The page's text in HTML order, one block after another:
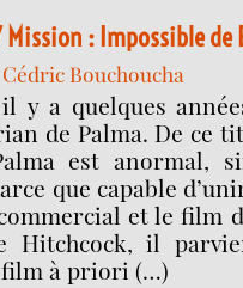
: Impossible de
Cédric Bouchoucha
y a quelques
de Palma. De ce
est anormal,
que capable
et le film
Hitchcock, il
film à priori (…)